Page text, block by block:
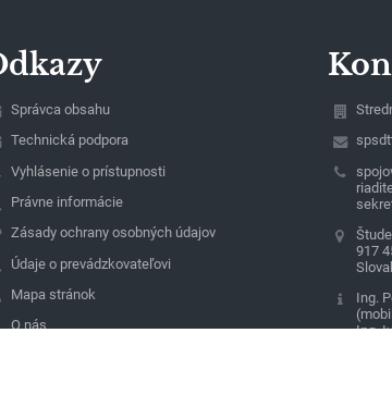
Správca obsahu
Technická podpora
Vyhlásenie o prístupnosti
Právne informácie
Zásady ochrany osobných údajov
Údaje o prevádzkovateľovi
Mapa stránok
O nás
917
Ing.
Ing.